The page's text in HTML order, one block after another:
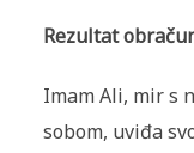
Rezultat
Imam Ali, mir s
sobom, uviđa